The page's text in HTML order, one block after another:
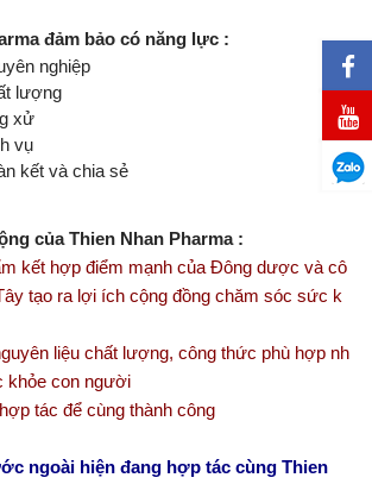
đảm bảo có năng lực :
nghiệp
lượng
xử
vụ
kết và chia sẻ
của Thien Nhan Pharma :
kết hợp điểm mạnh của Đông dược và cô
tạo ra lợi ích cộng đồng chăm sóc sức k
liệu chất lượng, công thức phù hợp nh
khỏe con người
tác để cùng thành công
ngoài hiện đang hợp tác cùng Thien